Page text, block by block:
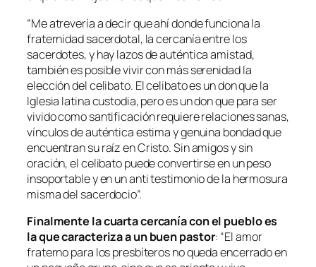
“Me atrevería a decir que ahí donde funciona la
fraternidad sacerdotal, la cercanía entre los
sacerdotes, y hay lazos de auténtica amistad,
también es posible vivir con más serenidad la
elección del celibato. El celibato es un don que la
Iglesia latina custodia, pero es un don que para ser
vivido como santificación requiere relaciones sanas,
vínculos de auténtica estima y genuina bondad que
encuentran su raíz en Cristo. Sin amigos y sin
oración, el celibato puede convertirse en un peso
insoportable y en un anti testimonio de la hermosura
misma del sacerdocio”.
Finalmente la cuarta cercanía con el pueblo es
la que caracteriza a un buen pastor: “El amor
fraterno para los presbíteros no queda encerrado en